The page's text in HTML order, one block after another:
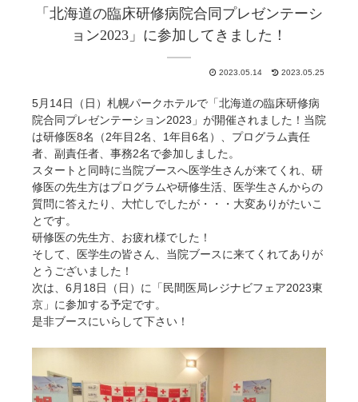
「北海道の臨床研修病院合同プレゼンテーシ
ョン2023」に参加してきました！
2023.05.25
2023.05.14
5月14日（日）札幌パークホテルで「北海道の臨床研修病
院合同プレゼンテーション2023」が開催されました！当院
は研修医8名（2年目2名、1年目6名）、プログラム責任
者、副責任者、事務2名で参加しました。
スタートと同時に当院ブースへ医学生さんが来てくれ、研
修医の先生方はプログラムや研修生活、医学生さんからの
質問に答えたり、大忙しでしたが・・・大変ありがたいこ
とです。
研修医の先生方、お疲れ様でした！
そして、医学生の皆さん、当院ブースに来てくれてありが
とうございました！
次は、6月18日（日）に「民間医局レジナビフェア2023東
京」に参加する予定です。
是非ブースにいらして下さい！